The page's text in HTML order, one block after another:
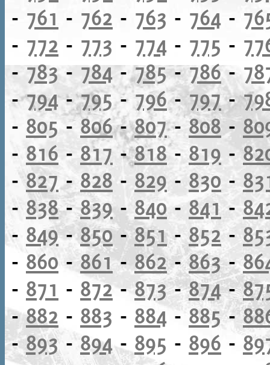
- 761 - 762 - 763 - 764 -
- 772 - 773 - 774 - 775 -
-783-784-785-786-
-794-795-796-797-
- 805 -806-807-808-
- 816- 817 -818-819 -
-827-828 - 829 - 830 -
- 838-839-840 - 841 -
- 849-850-851- 852-
- 860 -861- 862-863-
- 871 - 872-873-874-
-882 - 883 - 884- 885-
-893-894- 895 - 896 -